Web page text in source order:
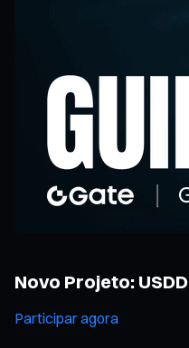
Novo Projeto: USDD
Participar agora